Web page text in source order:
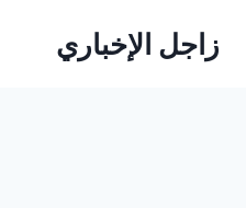
زاجل الإخباري